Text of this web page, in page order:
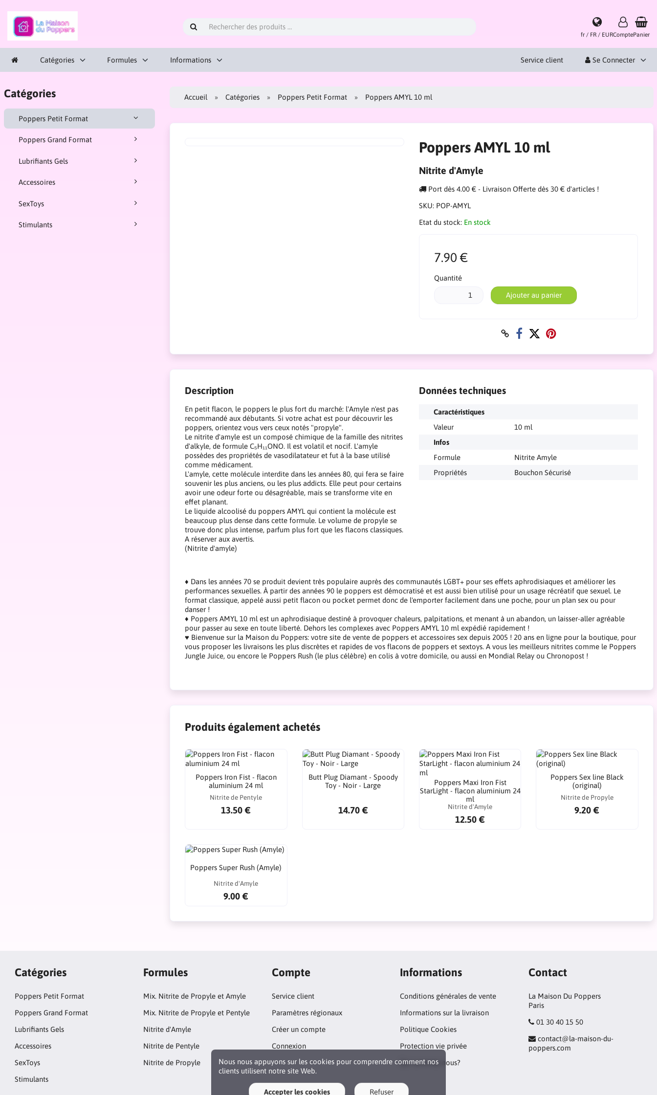
fr / FR / EURComptePanier
Catégories Formules Informations Service client Se Connecter
Catégories
Poppers Petit Format
Poppers Grand Format
Lubrifiants Gels
Accessoires
SexToys
Stimulants
Accueil Catégories Poppers Petit Format Poppers AMYL 10 ml
Poppers AMYL 10 ml
Nitrite d'Amyle
Port dès 4.00 € - Livraison Offerte dès 30 € d'articles !
SKU: POP-AMYL
Etat du stock: En stock
7.90 €
Quantité
Ajouter au panier
Description
En petit flacon, le poppers le plus fort du marché: l'Amyle n'est pas
recommandé aux débutants. Si votre achat est pour découvrir les
poppers, orientez vous vers ceux notés "propyle".
Le nitrite d'amyle est un composé chimique de la famille des nitrites
d'alkyle, de formule C₅H₁₁ONO. Il est volatil et nocif. L'amyle
possèdes des propriétés de vasodilatateur et fut à la base utilisé
comme médicament.
L'amyle, cette molécule interdite dans les années 80, qui fera se faire
souvenir les plus anciens, ou les plus addicts. Elle peut pour certains
avoir une odeur forte ou désagréable, mais se transforme vite en
effet planant.
Le liquide alcoolisé du poppers AMYL qui contient la molécule est
beaucoup plus dense dans cette formule. Le volume de propyle se
trouve donc plus intense, parfum plus fort que les flacons classiques.
A réserver aux avertis.
(Nitrite d'amyle)
Données techniques
Caractéristiques
Valeur
10 ml
Infos
Formule
Nitrite Amyle
Propriétés
Bouchon Sécurisé
♦ Dans les années 70 se produit devient très populaire auprès des communautés LGBT+ pour ses effets aphrodisiaques et améliorer les
performances sexuelles. À partir des années 90 le poppers est démocratisé et est aussi bien utilisé pour un usage récréatif que sexuel. Le
format classique, appelé aussi petit flacon ou pocket permet donc de l'emporter facilement dans une poche, pour un plan sex ou pour
danser !
♦ Poppers AMYL 10 ml est un aphrodisiaque destiné à provoquer chaleurs, palpitations, et menant à un abandon, un laisser-aller agréable
pour passer au sexe en toute liberté. Dehors les complexes avec Poppers AMYL 10 ml expédié rapidement !
♥ Bienvenue sur la Maison du Poppers: votre site de vente de poppers et accessoires sex depuis 2005 ! 20 ans en ligne pour la boutique, pour
vous proposer les livraisons les plus discrètes et rapides de vos flacons de poppers et sextoys. A vous les meilleurs nitrites comme le Poppers
Jungle Juice, ou encore le Poppers Rush (le plus célèbre) en colis à votre domicile, ou aussi en Mondial Relay ou Chronopost !
Produits également achetés
Poppers Iron Fist - flacon
aluminium 24 ml
Nitrite de Pentyle
13.50 €
Butt Plug Diamant - Spoody
Toy - Noir - Large
14.70 €
Poppers Maxi Iron Fist
StarLight - flacon aluminium 24
ml
Nitrite d'Amyle
12.50 €
Poppers Sex line Black
(original)
Nitrite de Propyle
9.20 €
Poppers Super Rush (Amyle)
Nitrite d'Amyle
9.00 €
Nous nous appuyons sur les cookies pour comprendre comment nos
clients utilisent notre site Web.
Accepter les cookies Refuser
Catégories
Poppers Petit Format
Poppers Grand Format
Lubrifiants Gels
Accessoires
SexToys
Stimulants
Formules
Mix. Nitrite de Propyle et Amyle
Mix. Nitrite de Propyle et Pentyle
Nitrite d'Amyle
Nitrite de Pentyle
Nitrite de Propyle
Compte
Service client
Paramètres régionaux
Créer un compte
Connexion
Informations
Conditions générales de vente
Informations sur la livraison
Politique Cookies
Protection vie privée
Qui sommes nous?
Contact
La Maison Du Poppers
Paris
01 30 40 15 50
contact@la-maison-du-
poppers.com